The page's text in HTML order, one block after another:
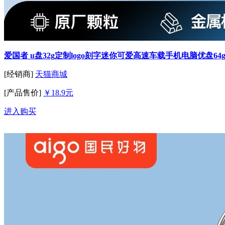
爱国者 u盘32g定制logo刻字迷你可爱高速车载手机电脑优盘
[经销商] 天猫商城
[产品售价] ￥18.9元
进入购买